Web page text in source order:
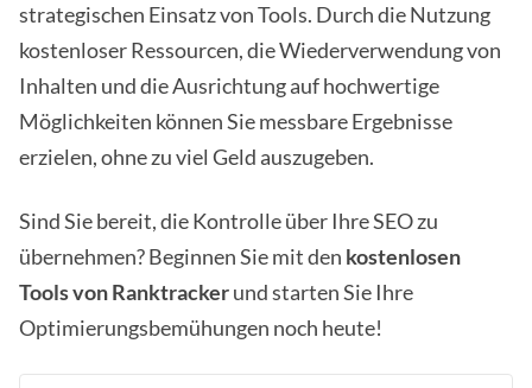
strategischen Einsatz von Tools. Durch die Nutzung
kostenloser Ressourcen, die Wiederverwendung von
Inhalten und die Ausrichtung auf hochwertige
Möglichkeiten können Sie messbare Ergebnisse
erzielen, ohne zu viel Geld auszugeben.
Sind Sie bereit, die Kontrolle über Ihre SEO zu
übernehmen? Beginnen Sie mit den kostenlosen
Tools von Ranktrackerund starten Sie Ihre
Optimierungsbemühungen noch heute!